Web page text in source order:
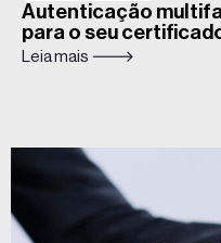
Autenticação
para o seu
Leia mais 🡒